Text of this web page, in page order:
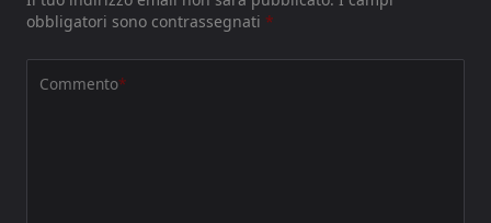
obbligatori sono contrassegnati *
Commento*